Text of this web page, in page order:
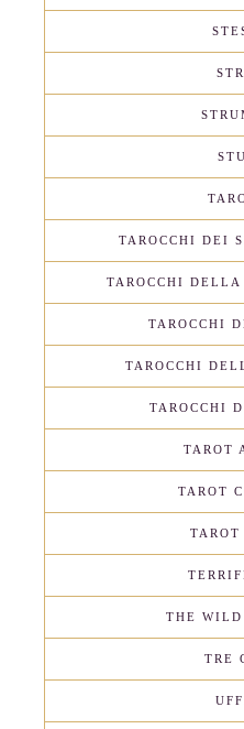
TAROCCHI DEI
TAROCCHI
TAROCCHI
TAROCCHI
TAROCCHI
TAROT
TAROT
TAROT
THE WILD
TRE